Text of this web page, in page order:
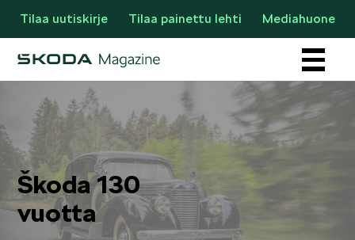
Tilaa uutiskirje Tilaa painettu lehti Mediahuone
Osastot
Škoda 130
vuotta